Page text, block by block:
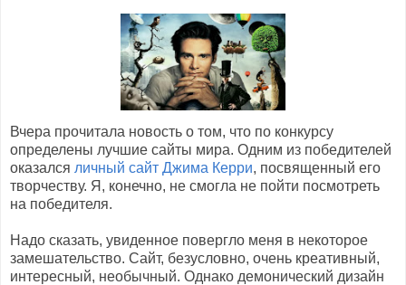
Вчера прочитала новость о том, что по конкурсу
определены лучшие сайты мира. Одним из победителей
оказался личный сайт Джима Керри, посвященный его
творчеству. Я, конечно, не смогла не пойти посмотреть
на победителя.
Надо сказать, увиденное повергло меня в некоторое
замешательство. Сайт, безусловно, очень креативный,
интересный, необычный. Однако демонический дизайн